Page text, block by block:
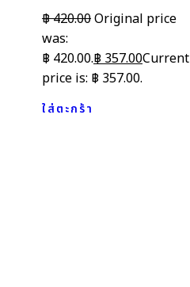
฿420.00Original price
was:
฿ 420.00.฿357.00Current
price is: ฿ 357.00.
ใส่ตะกร้า